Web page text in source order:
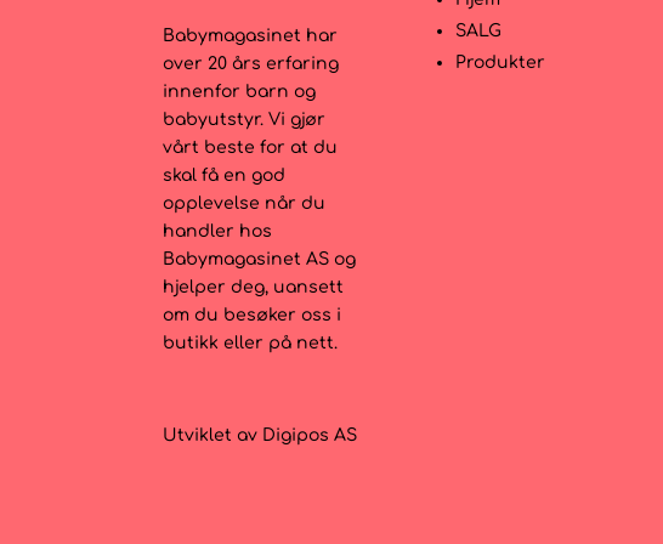
Babymagasinet har
over 20 års erfaring
innenfor barn og
babyutstyr. Vi gjør
vårt beste for at du
skal få en god
opplevelse når du
handler hos
Babymagasinet AS og
hjelper deg, uansett
om du besøker oss i
butikk eller på nett.
SALG
Produkter
Utviklet av Digipos AS